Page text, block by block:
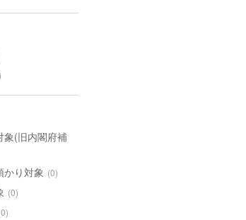
象(旧内閣府補
かり対象 (0)
(0)